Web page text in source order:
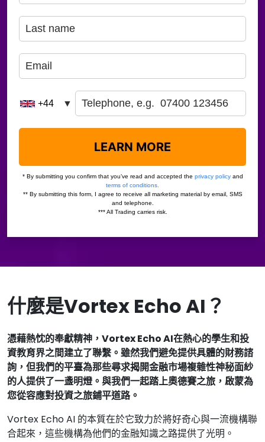
什麼是Vortex Echo AI？
憑藉熱忱的奉獻精神，Vortex Echo AI在熱心的學生和投
資教育界之間建立了聯繫。雖然我們避免提供具體的財務諮
詢，但我們的平臺為那些尋求揭開金融市場複雜性神秘面紗
的人提供了一盞明燈。與我們一起踏上奧德賽之旅，啟蒙為
您從容應對投資之旅鋪平道路。
Vortex Echo AI 的本質在於它致力於將好奇心與一流機構聯
合起來，這些機構為他們的金融知識之路提供了光明。